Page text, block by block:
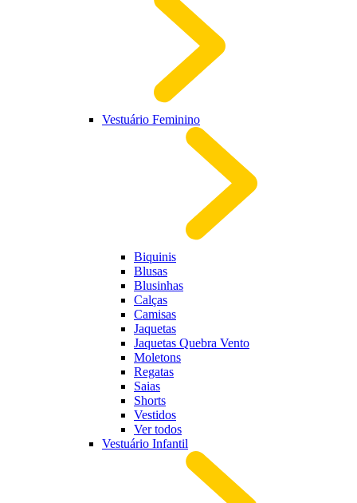
Vestuário Feminino
Biquinis
Blusas
Blusinhas
Calças
Camisas
Jaquetas
Jaquetas Quebra Vento
Moletons
Regatas
Saias
Shorts
Vestidos
Ver todos
Vestuário Infantil